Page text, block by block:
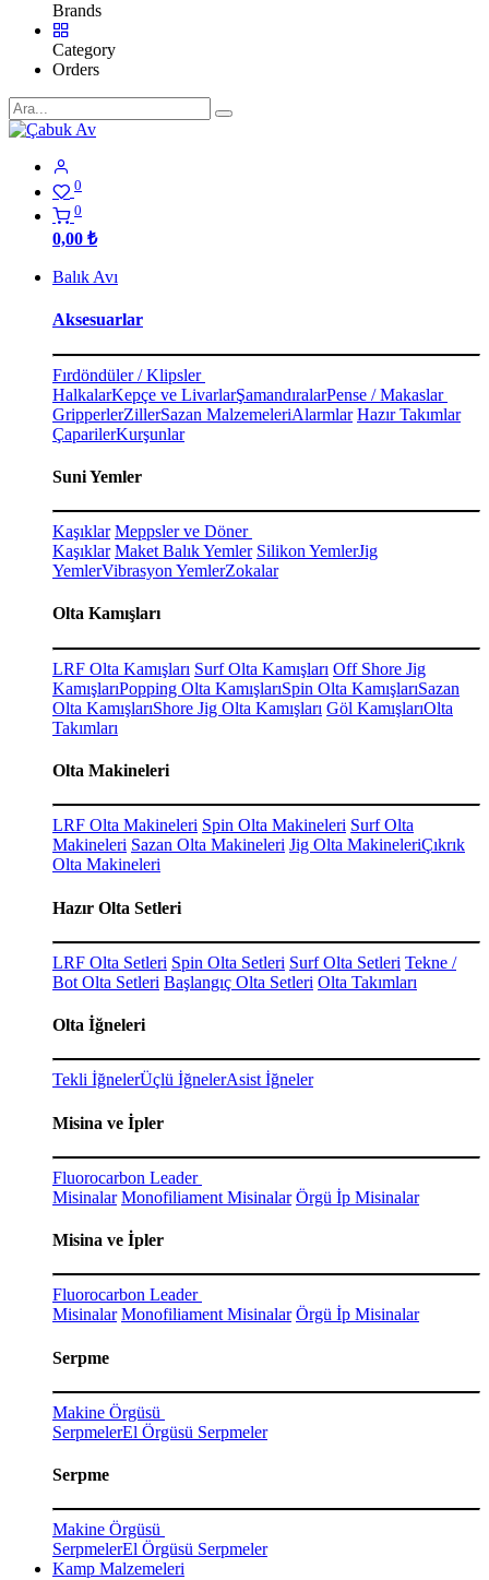
Brands
Category
Orders
0
0
0,00 ₺
Balık Avı
Aksesuarlar
Fırdöndüler / Klipsler
HalkalarKepçe ve LivarlarŞamandıralarPense / Makaslar
GripperlerZillerSazan MalzemeleriAlarmlar Hazır Takımlar
ÇaparilerKurşunlar
Suni Yemler
Kaşıklar Meppsler ve Döner
Kaşıklar Maket Balık Yemler Silikon YemlerJig
YemlerVibrasyon YemlerZokalar
Olta Kamışları
LRF Olta Kamışları Surf Olta Kamışları Off Shore Jig
KamışlarıPopping Olta KamışlarıSpin Olta KamışlarıSazan
Olta KamışlarıShore Jig Olta Kamışları Göl KamışlarıOlta
Takımları
Olta Makineleri
LRF Olta Makineleri Spin Olta Makineleri Surf Olta
Makineleri Sazan Olta Makineleri Jig Olta MakineleriÇıkrık
Olta Makineleri
Hazır Olta Setleri
LRF Olta Setleri Spin Olta Setleri Surf Olta Setleri Tekne /
Bot Olta Setleri Başlangıç Olta Setleri Olta Takımları
Olta İğneleri
Tekli İğnelerÜçlü İğnelerAsist İğneler
Misina ve İpler
Fluorocarbon Leader
Misinalar Monofiliament Misinalar Örgü İp Misinalar
Misina ve İpler
Fluorocarbon Leader
Misinalar Monofiliament Misinalar Örgü İp Misinalar
Serpme
Makine Örgüsü
SerpmelerEl Örgüsü Serpmeler
Serpme
Makine Örgüsü
SerpmelerEl Örgüsü Serpmeler
Kamp Malzemeleri